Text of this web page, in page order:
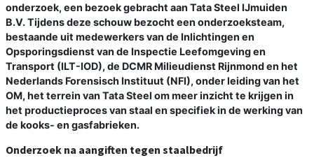
onderzoek, een bezoek gebracht aan Tata Steel IJmuiden
B.V. Tijdens deze schouw bezocht een onderzoeksteam,
bestaande uit medewerkers van de Inlichtingen en
Opsporingsdienst van de Inspectie Leefomgeving en
Transport (ILT-IOD), de DCMR Milieudienst Rijnmond en het
Nederlands Forensisch Instituut (NFI), onder leiding van het
OM, het terrein van Tata Steel om meer inzicht te krijgen in
het productieproces van staal en specifiek in de werking van
de kooks- en gasfabrieken.
Onderzoek na aangiften tegen staalbedrijf